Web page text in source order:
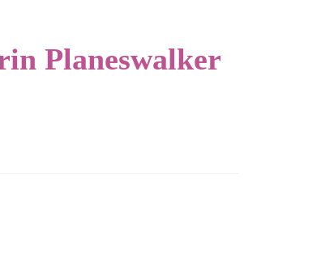
Planeswalker